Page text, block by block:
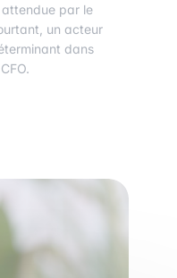
par le
un acteur
dans